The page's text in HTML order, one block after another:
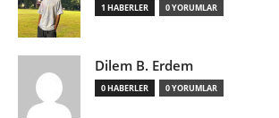
1 HABERLER 0 YORUMLAR
Dilem B. Erdem
0 HABERLER 0 YORUMLAR